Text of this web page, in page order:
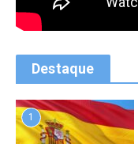
Destaque
1